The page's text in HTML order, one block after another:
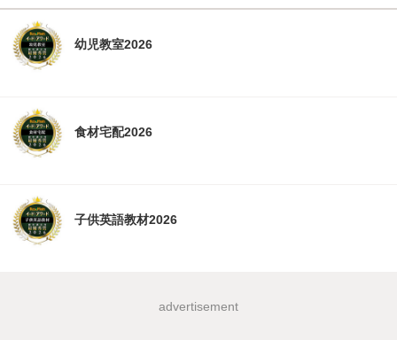
幼児教室2026
食材宅配2026
子供英語教材2026
advertisement